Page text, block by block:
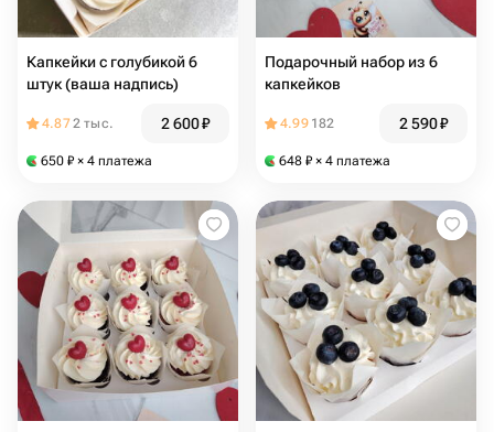
Капкейки с голубикой 6
штук (ваша надпись)
4.872 тыс. 2 600₽
650 ₽ × 4 платежа
Подарочный набор из 6
капкейков
4.99 182 2 590₽
648 ₽ × 4 платежа